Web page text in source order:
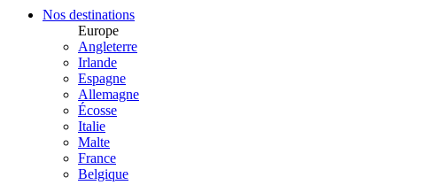
Nos destinations
Europe
Angleterre
Irlande
Espagne
Allemagne
Écosse
Italie
Malte
France
Belgique